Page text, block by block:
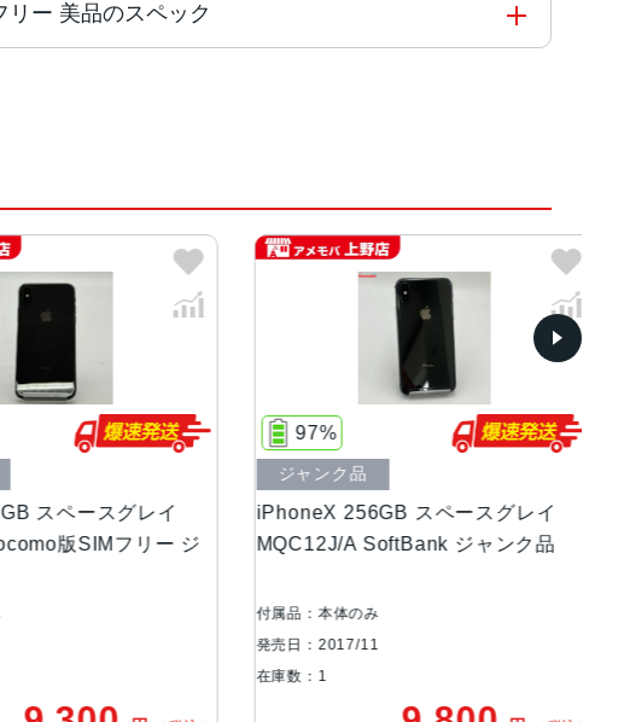
ー 美品のスペック
ELディスプレイ
ペースグレイ
版SIMフリー ジ
iPhoneX 256GB スペースグレイ
MQC12J/A SoftBank ジャンク品
97%
ジャンク品
付属品：本体のみ
発売日：2017/11
在庫数：1